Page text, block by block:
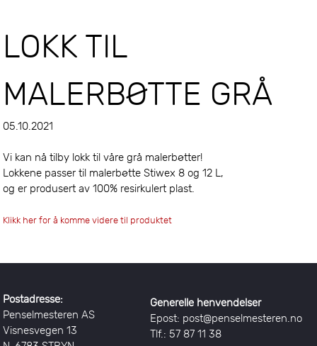
LOKK TIL
MALERBØTTE GRÅ
05.10.2021
Vi kan nå tilby lokk til våre grå malerbøtter!
Lokkene passer til malerbøtte Stiwex 8 og 12 L,
og er produsert av 100% resirkulert plast.
Klikk her for å komme videre til produktet
Postadresse:
Penselmesteren AS
Visnesvegen 13
Generelle henvendelser
Epost: post@penselmesteren.no
Tlf.: 57 87 11 38